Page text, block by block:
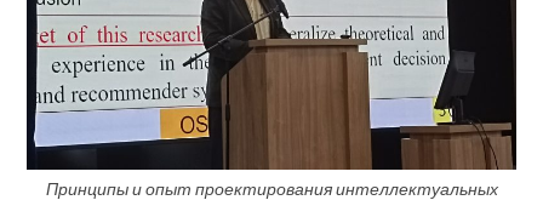
Принципы и опыт проектирования интеллектуальных